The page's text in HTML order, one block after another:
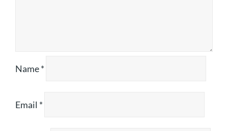
Name*
Email *